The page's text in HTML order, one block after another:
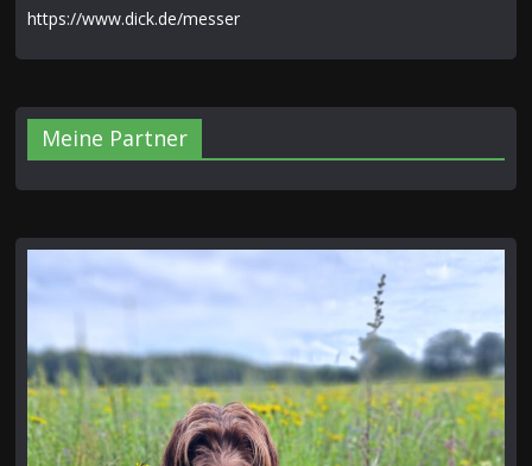
https://www.dick.de/messer
Meine Partner